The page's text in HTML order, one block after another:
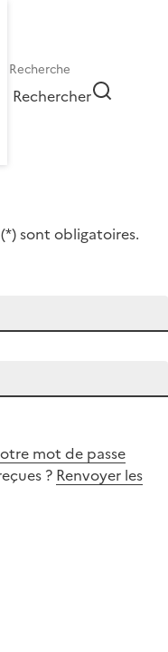
Rechercher
*) sont obligatoires.
mot de passe
? Renvoyer les